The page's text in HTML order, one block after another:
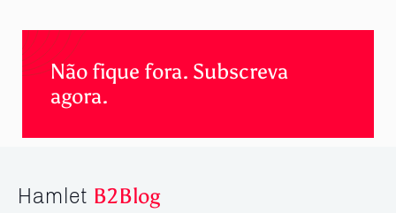
Não fique fora. Subscreva
agora.
Hamlet B2Blog